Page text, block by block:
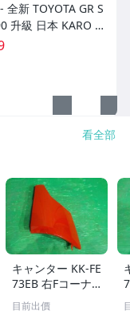
全新 TOYOTA GR S
升級 日本 KARO 頂
墊
看全部
キャンター KK-FE
73EB 右Fコーナ
ーパネル 標準高
目前出價